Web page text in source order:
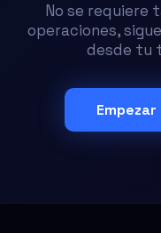
No se requiere
operaciones,
desde tu